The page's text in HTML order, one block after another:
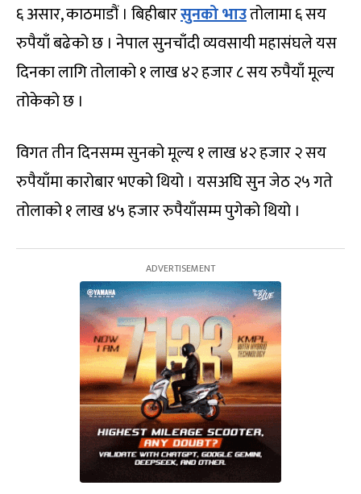
६ असार, काठमाडौं । बिहीबारसुनको भाउतोलामा ६ सय
रुपैयाँ बढेको छ । नेपाल सुनचाँदी व्यवसायी महासंघले यस
दिनका लागि तोलाको १ लाख ४२ हजार ८ सय रुपैयाँ मूल्य
तोकेको छ ।
विगत तीन दिनसम्म सुनको मूल्य १ लाख ४२ हजार २ सय
रुपैयाँमा कारोबार भएको थियो । यसअघि सुन जेठ २५ गते
तोलाको १ लाख ४५ हजार रुपैयाँसम्म पुगेको थियो ।